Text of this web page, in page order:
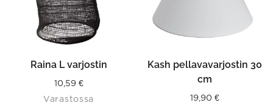
Raina L varjostin
10,59 €
Varastossa
Kash pellavavarjostin 30
cm
19,90 €